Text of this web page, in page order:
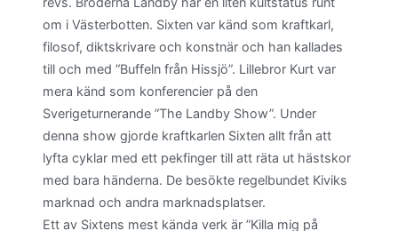
om i Västerbotten. Sixten var känd som kraftkarl,
filosof, diktskrivare och konstnär och han kallades
till och med ”Buffeln från Hissjö”. Lillebror Kurt var
mera känd som konferencier på den
Sverigeturnerande ”The Landby Show”. Under
denna show gjorde kraftkarlen Sixten allt från att
lyfta cyklar med ett pekfinger till att räta ut hästskor
med bara händerna. De besökte regelbundet Kiviks
marknad och andra marknadsplatser.
Ett av Sixtens mest kända verk är ”Killa mig på